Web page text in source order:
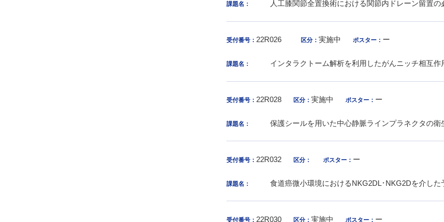
課題名： 人工膝関節全置換術における関節内ドレーン留置の
受付番号：22R026 区分：実施中 ポスター： ー
課題名： インタラクトーム解析を利用したがんニッチ相互
受付番号：22R028 区分：実施中 ポスター： ー
課題名： 保護シールを用いた中心静脈ラインプラネクタの衛
受付番号：22R032 区分： ポスター： ー
課題名： 食道癌微小環境におけるNKG2DL･NKG2Dを介し
受付番号： 22R030 区分：実施中 ポスター： ー